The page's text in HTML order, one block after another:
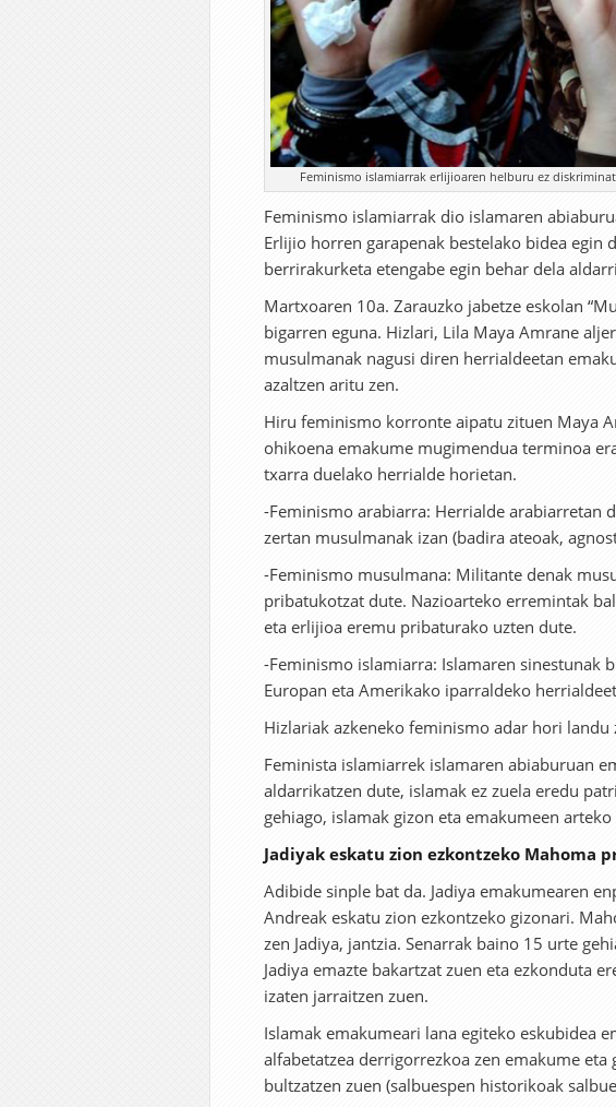
Feminismo islamiarrak erlijioaren helburu ez
Feminismo islamiarrak dio islamaren
Erlijio horren garapenak bestelako bidea egin
berrirakurketa etengabe egin behar dela
Martxoaren 10a. Zarauzko jabetze eskolan
bigarren eguna. Hizlari, Lila Maya Amrane
musulmanak nagusi diren herrialdeetan
azaltzen aritu zen.
Hiru feminismo korronte aipatu zituen Maya
ohikoena emakume mugimendua terminoa
txarra duelako herrialde horietan.
-Feminismo arabiarra: Herrialde arabiarretan
zertan musulmanak izan (badira ateoak,
-Feminismo musulmana: Militante denak
pribatukotzat dute. Nazioarteko erremintak
eta erlijioa eremu pribaturako uzten dute.
-Feminismo islamiarra: Islamaren sinestunak
Europan eta Amerikako iparraldeko
Hizlariak azkeneko feminismo adar hori landu
Feminista islamiarrek islamaren abiaburuan
aldarrikatzen dute, islamak ez zuela eredu
gehiago, islamak gizon eta emakumeen
Jadiyak eskatu zion ezkontzeko Mahoma
Adibide sinple bat da. Jadiya emakumearen
Andreak eskatu zion ezkontzeko gizonari.
zen Jadiya, jantzia. Senarrak baino 15 urte
Jadiya emazte bakartzat zuen eta ezkonduta
izaten jarraitzen zuen.
Islamak emakumeari lana egiteko eskubidea
alfabetatzea derrigorrezkoa zen emakume
bultzatzen zuen (salbuespen historikoak